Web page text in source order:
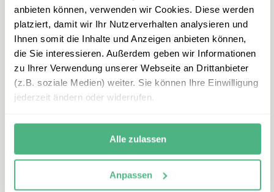
anbieten können, verwenden wir Cookies. Diese werden
platziert, damit wir Ihr Nutzerverhalten analysieren und
Ihnen somit die Inhalte und Anzeigen anbieten können,
die Sie interessieren. Außerdem geben wir Informationen
zu Ihrer Verwendung unserer Webseite an Drittanbieter
(z.B. soziale Medien) weiter. Sie können Ihre Einwilligung
jederzeit ändern oder widerrufen.
Alle zulassen
Anpassen
usa@erlebe.de
Montag – Freitag:
und nach individueller
Terminvereinbarung